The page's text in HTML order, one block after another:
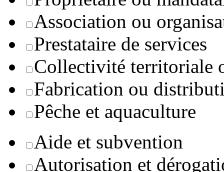
Association ou
Prestataire de services
Collectivité territoriale
Fabrication ou
Pêche et aquaculture
Aide et subvention
Autorisation et